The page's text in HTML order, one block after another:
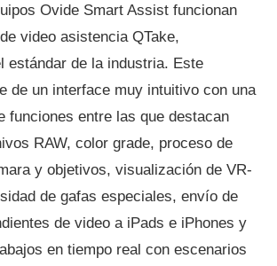
Ovide Smart Assist funcionan
video asistencia QTake,
estándar de la industria. Este
de un interface muy intuitivo con una
funciones entre las que destacan
RAW, color grade, proceso de
y objetivos, visualización de VR-
de gafas especiales, envío de
de video a iPads e iPhones y
en tiempo real con escenarios